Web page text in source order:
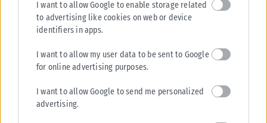
I want to allow Google to enable storage related
to advertising like cookies on web or device
identifiers in apps.
I want to allow my user data to be sent to Google
for online advertising purposes.
I want to allow Google to send me personalized
advertising.